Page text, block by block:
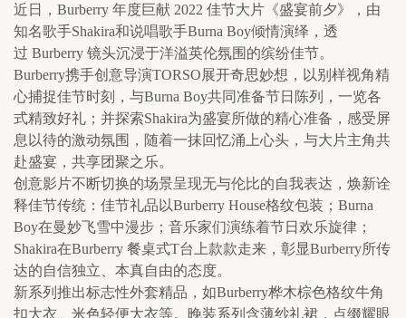
近日，Burberry 年度巨献 2022 佳节大片《盛宴前夕》，由
知名歌手Shakira和说唱歌手Burna Boy倾情演绎，透
过 Burberry 镜头沉浸于洋溢英伦氛围的缤纷佳节。
Burberry携手创意导演TORSO展开奇思妙想，以别样视角精
心捕捉佳节时刻，与Burna Boy共同准备节日陈列，一览各
式精致好礼；并探索Shakira为盛宴所做的精心准备，感受屏
息以待的激动氛围，随着一抹回忆涌上心头，与大片主角共
赴盛宴，共享团聚之乐。
创意影片不断切换的场景呈现无与伦比的自我表达，焕新诠
释佳节传统：佳节礼品以Burberry House格纹包装；Burna
Boy在曼妙飞雪中漫步；音乐家们演练着节日欢乐旋律；
Shakira在Burberry 餐桌式T台上款款走来，彰显Burberry所传
达的自信独立、本真自由的态度。
新系列推出标志性外套精品，如Burberry桦木棕色格纹牛角
扣大衣、米色轻便大衣等。晚装系列含薄纱礼裙，点缀耀眼